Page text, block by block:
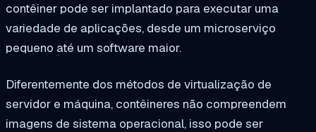
contêiner pode ser implantado para executar uma
variedade de aplicações, desde um microserviço
pequeno até um software maior.
Diferentemente dos métodos de virtualização de
servidor e máquina, contêineres não compreendem
imagens de sistema operacional, isso pode ser